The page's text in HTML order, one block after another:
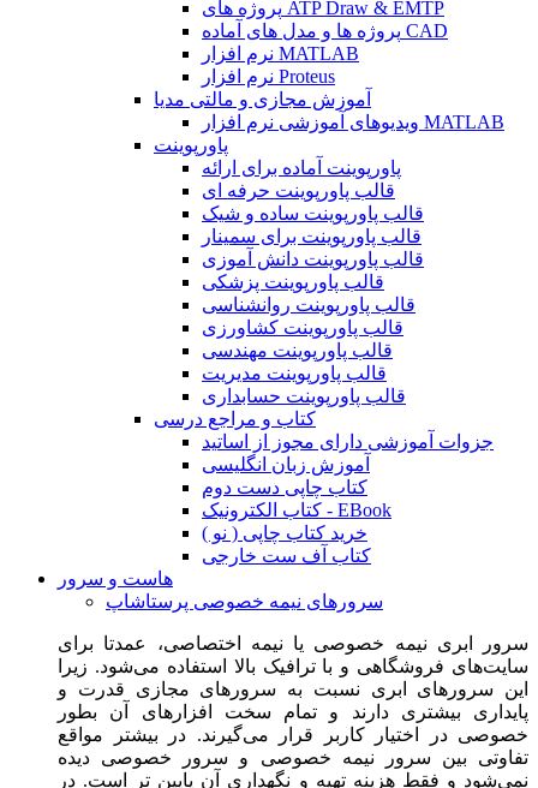
پروژه های ATP Draw & EMTP
پروژه ها و مدل های آماده CAD
نرم افزار MATLAB
نرم افزار Proteus
آموزش مجازی و مالتی مدیا
ویدیوهای آموزشی نرم افزار MATLAB
پاورپوینت
پاورپوینت آماده برای ارائه
قالب پاورپوینت حرفه ای
قالب پاورپوینت ساده و شیک
قالب پاورپوینت برای سمینار
قالب پاورپوینت دانش آموزی
قالب پاورپوینت پزشکی
قالب پاورپوینت روانشناسی
قالب پاورپوینت کشاورزی
قالب پاورپوینت مهندسی
قالب پاورپوینت مدیریت
قالب پاورپوینت حسابداری
کتاب و مراجع درسی
جزوات آموزشی دارای مجوز از اساتید
آموزش زبان انگلیسی
کتاب چاپی دست دوم
کتاب الکترونیک - EBook
خرید کتاب چاپی ( نو )
کتاب آف ست خارجی
هاست و سرور
سرورهای نیمه خصوصی پرستاشاپ
سرور ابری نیمه خصوصی یا نیمه اختصاصی، عمدتا برای
سایت‌های فروشگاهی و با ترافیک بالا استفاده می‌شود. زیرا
این سرورهای ابری نسبت به سرورهای مجازی قدرت و
پایداری بیشتری دارند و تمام سخت افزارهای آن بطور
خصوصی در اختیار کاربر قرار می‌گیرند. در بیشتر مواقع
تفاوتی بین سرور نیمه خصوصی و سرور خصوصی دیده
نمی‌شود و فقط هزینه تهیه و نگهداری آن پایین تر است. در